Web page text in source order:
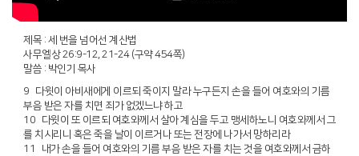
제목 : 세 번을 넘어선 계산법
사무엘상 26:9-12, 21-24 (구약 454쪽)
말씀 : 박인기 목사
9 다윗이 아비새에게 이르되 죽이지 말라 누구든지 손을 들어 여호와의 기름
부음 받은 자를 치면 죄가 없겠느냐 하고
10 다윗이 또 이르되 여호와께서 살아 계심을 두고 맹세하노니 여호와께서 그
를 치시리니 혹은 죽을 날이 이르거나 또는 전장에 나가서 망하리라
11 내가 손을 들어 여호와의 기름 부음 받은 자를 치는 것을 여호와께서 금하